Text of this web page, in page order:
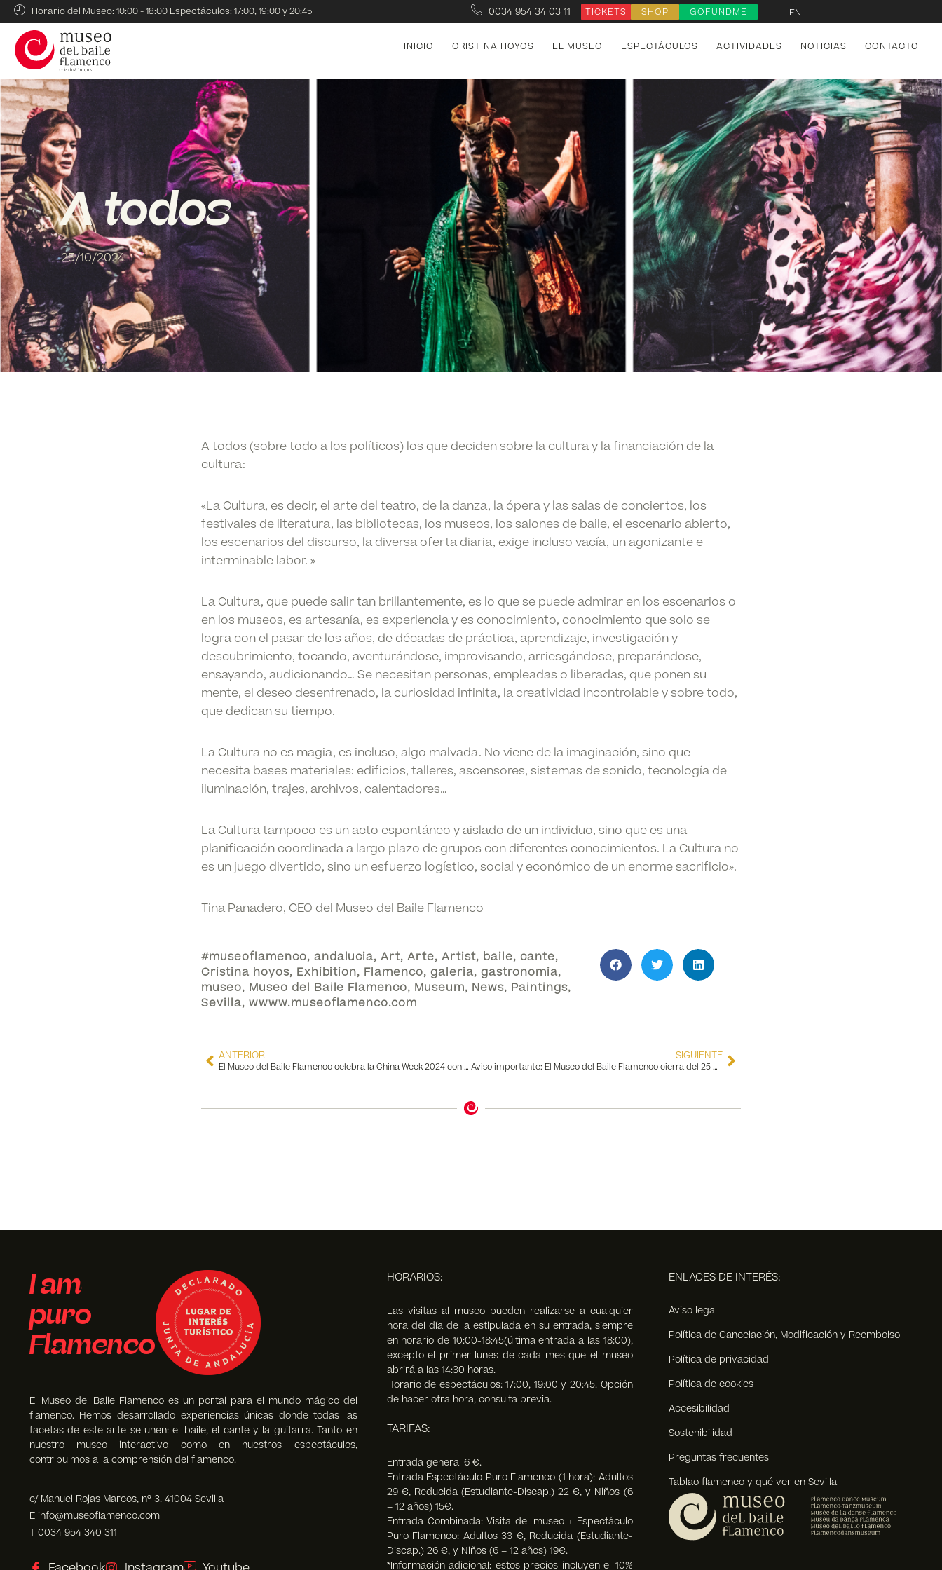
Horario del Museo: 10:00 - 18:00 Espectáculos: 17:00, 19:00 y 20:45 0034 954 34 03 11 TICKETS SHOP GOFUNDME EN
INICIO CRISTINA HOYOS EL MUSEO ESPECTÁCULOS ACTIVIDADES NOTICIAS CONTACTO
A todos
25/10/2024
A todos (sobre todo a los políticos) los que deciden sobre la cultura y la financiación de la
cultura:
«La Cultura, es decir, el arte del teatro, de la danza, la ópera y las salas de conciertos, los
festivales de literatura, las bibliotecas, los museos, los salones de baile, el escenario abierto,
los escenarios del discurso, la diversa oferta diaria, exige incluso vacía, un agonizante e
interminable labor. »
La Cultura, que puede salir tan brillantemente, es lo que se puede admirar en los escenarios o
en los museos, es artesanía, es experiencia y es conocimiento, conocimiento que solo se
logra con el pasar de los años, de décadas de práctica, aprendizaje, investigación y
descubrimiento, tocando, aventurándose, improvisando, arriesgándose, preparándose,
ensayando, audicionando… Se necesitan personas, empleadas o liberadas, que ponen su
mente, el deseo desenfrenado, la curiosidad infinita, la creatividad incontrolable y sobre todo,
que dedican su tiempo.
La Cultura no es magia, es incluso, algo malvada. No viene de la imaginación, sino que
necesita bases materiales: edificios, talleres, ascensores, sistemas de sonido, tecnología de
iluminación, trajes, archivos, calentadores…
La Culturatampoco es un acto espontáneo y aislado de un individuo, sino que es una
planificación coordinada a largo plazo de grupos con diferentes conocimientos. La Cultura no
es un juego divertido, sino un esfuerzo logístico, social y económico de un enorme sacrificio».
Tina Panadero, CEO del Museo del Baile Flamenco
#museoflamenco, andalucia,Art,Arte,Artist, baile, cante,
Cristina hoyos, Exhibition, Flamenco,galeria, gastronomia,
museo, Museo del Baile Flamenco, Museum, News, Paintings,
Sevilla, wwww.museoflamenco.com
ANTERIOR
El Museo del Baile Flamenco celebra la China Week 2024 con una nueva exposición
SIGUIENTE
Aviso importante: El Museo del Baile Flamenco cierra del 25 de noviembre al 1 de diciembre por remodelación eléctrica
I am
puro
Flamenco
El Museo del Baile Flamenco es un portal para el mundo mágico del
flamenco. Hemos desarrollado experiencias únicas donde todas las
facetas de este arte se unen: el baile, el cante y la guitarra. Tanto en
nuestro museo interactivo como en nuestros espectáculos,
contribuimos a la comprensión del flamenco.
c/ Manuel Rojas Marcos, nº 3. 41004 Sevilla
E info@museoflamenco.com
T 0034 954 340 311
HORARIOS:
Las visitas al museo pueden realizarse a cualquier
hora del día de la estipulada en su entrada, siempre
en horario de 10:00-18:45(última entrada a las 18:00),
excepto el primer lunes de cada mes que el museo
abrirá a las 14:30 horas.
Horario de espectáculos: 17:00, 19:00 y 20:45. Opción
de hacer otra hora, consulta previa.
TARIFAS:
Entrada general 6 €.
Entrada Espectáculo Puro Flamenco (1 hora): Adultos
29 €, Reducida (Estudiante-Discap.) 22 €, y Niños (6
– 12 años) 15€.
Entrada Combinada: Visita del museo + Espectáculo
Puro Flamenco: Adultos 33 €, Reducida (Estudiante-
Discap.) 26 €, y Niños (6 – 12 años) 19€.
*Información adicional: estos precios incluyen el 10%
ENLACES DE INTERÉS:
Aviso legal
Política de Cancelación, Modificación y Reembolso
Política de privacidad
Política de cookies
Accesibilidad
Sostenibilidad
Preguntas frecuentes
Tablao flamenco y qué ver en Sevilla